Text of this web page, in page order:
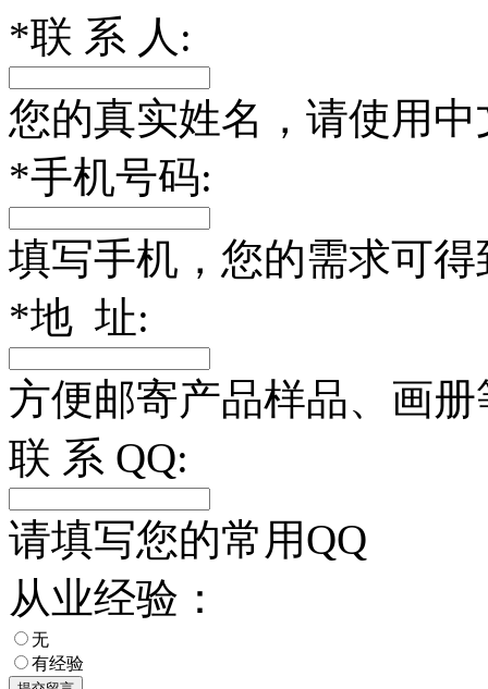
*联 系 人:
您的真实姓名，请使用中
*手机号码:
填写手机，您的需求可
*地 址:
方便邮寄产品样品、画
联 系 QQ:
请填写您的常用QQ
从业经验：
无
有经验